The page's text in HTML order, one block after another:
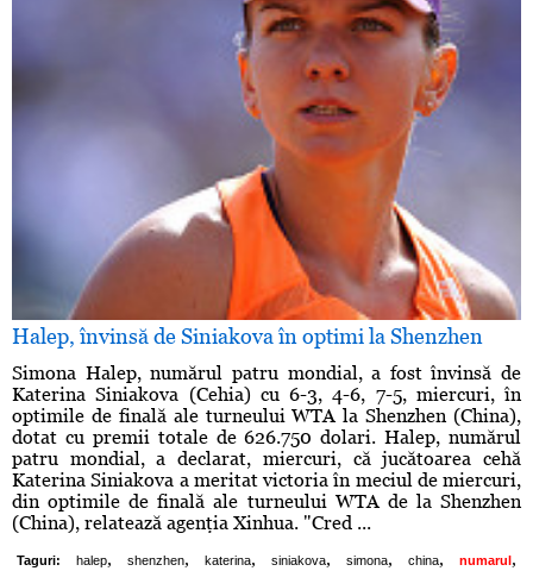
Halep, învinsă de Siniakova în optimi la Shenzhen
Simona Halep, numărul patru mondial, a fost învinsă de
Katerina Siniakova (Cehia) cu 6-3, 4-6, 7-5, miercuri, în
optimile de finală ale turneului WTA la Shenzhen (China),
dotat cu premii totale de 626.750 dolari. Halep, numărul
patru mondial, a declarat, miercuri, că jucătoarea cehă
Katerina Siniakova a meritat victoria în meciul de miercuri,
din optimile de finală ale turneului WTA de la Shenzhen
(China), relatează agenţia Xinhua. "Cred ...
Taguri: halep, shenzhen, katerina, siniakova, simona, china, numarul ,